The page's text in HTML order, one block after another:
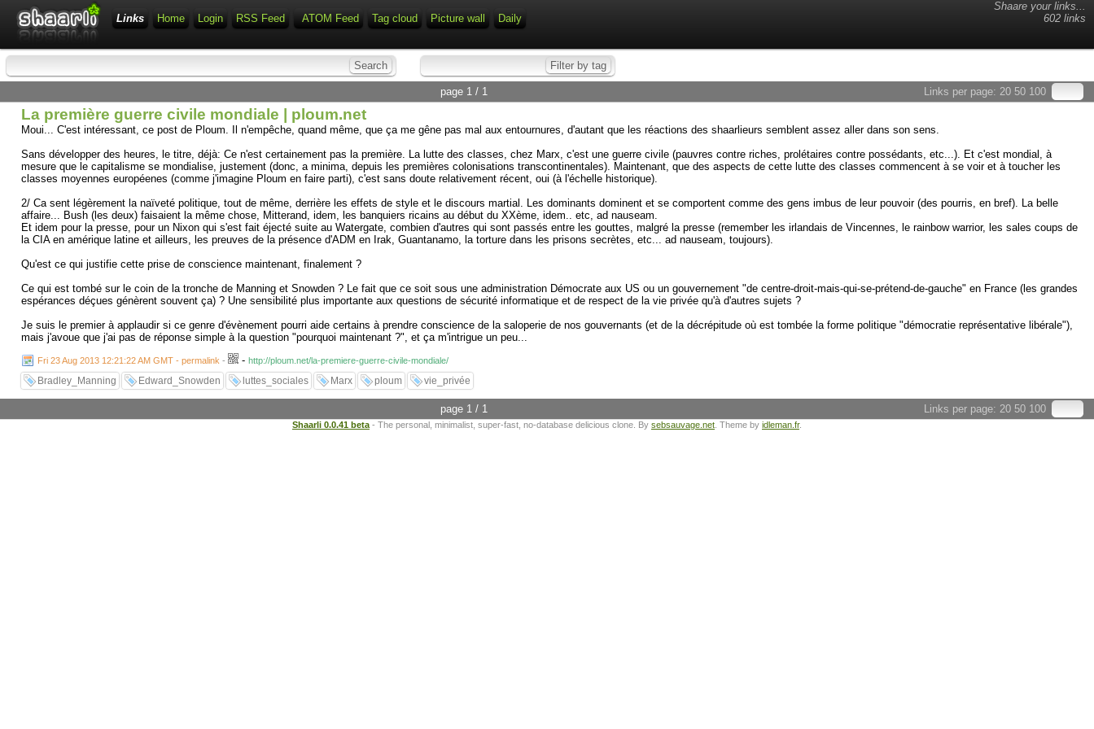
Shaare your links...
602 links
Links Home Login RSS Feed ATOM Feed Tag cloud Picture wall Daily
Links per page: 20 50 100
page 1 / 1
La première guerre civile mondiale | ploum.net
Moui... C'est intéressant, ce post de Ploum. Il n'empêche, quand même, que ça me gêne pas mal aux entournures, d'autant que les réactions des shaarlieurs semblent assez aller dans son sens.
Sans développer des heures, le titre, déjà: Ce n'est certainement pas la première. La lutte des classes, chez Marx, c'est une guerre civile (pauvres contre riches, prolétaires contre possédants, etc...). Et c'est mondial, à
mesure que le capitalisme se mondialise, justement (donc, a minima, depuis les premières colonisations transcontinentales). Maintenant, que des aspects de cette lutte des classes commencent à se voir et à toucher les
classes moyennes européenes (comme j'imagine Ploum en faire parti), c'est sans doute relativement récent, oui (à l'échelle historique).
2/ Ca sent légèrement la naïveté politique, tout de même, derrière les effets de style et le discours martial. Les dominants dominent et se comportent comme des gens imbus de leur pouvoir (des pourris, en bref). La belle
affaire... Bush (les deux) faisaient la même chose, Mitterand, idem, les banquiers ricains au début du XXème, idem.. etc, ad nauseam.
Et idem pour la presse, pour un Nixon qui s'est fait éjecté suite au Watergate, combien d'autres qui sont passés entre les gouttes, malgré la presse (remember les irlandais de Vincennes, le rainbow warrior, les sales coups de
la CIA en amérique latine et ailleurs, les preuves de la présence d'ADM en Irak, Guantanamo, la torture dans les prisons secrètes, etc... ad nauseam, toujours).
Qu'est ce qui justifie cette prise de conscience maintenant, finalement ?
Ce qui est tombé sur le coin de la tronche de Manning et Snowden ? Le fait que ce soit sous une administration Démocrate aux US ou un gouvernement "de centre-droit-mais-qui-se-prétend-de-gauche" en France (les grandes
espérances déçues génèrent souvent ça) ? Une sensibilité plus importante aux questions de sécurité informatique et de respect de la vie privée qu'à d'autres sujets ?
Je suis le premier à applaudir si ce genre d'évènement pourri aide certains à prendre conscience de la saloperie de nos gouvernants (et de la décrépitude où est tombée la forme politique "démocratie représentative libérale"),
mais j'avoue que j'ai pas de réponse simple à la question "pourquoi maintenant ?", et ça m'intrigue un peu...
Fri 23 Aug 2013 12:21:22 AM GMT - permalink - - http://ploum.net/la-premiere-guerre-civile-mondiale/
Bradley_Manning Edward_Snowden luttes_sociales Marx ploum vie_privée
Links per page: 20 50 100
page 1 / 1
Shaarli 0.0.41 beta - The personal, minimalist, super-fast, no-database delicious clone. By sebsauvage.net . Theme by idleman.fr.